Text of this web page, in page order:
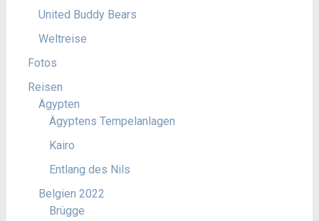
United Buddy Bears
Weltreise
Fotos
Reisen
Ägypten
Ägyptens Tempelanlagen
Kairo
Entlang des Nils
Belgien 2022
Brügge